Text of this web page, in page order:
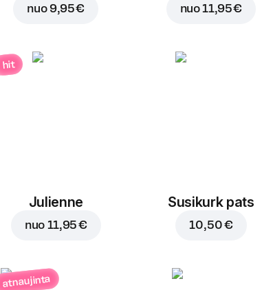
nuo 9,95 € nuo11,95 €
hit
Julienne
nuo 11,95 €
Susikurk pats
10,50 €
atnaujinta